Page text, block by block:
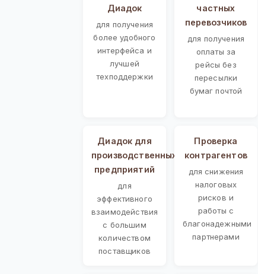
Диадок
для получения
более удобного
интерфейса и
лучшей
техподдержки
частных
перевозчиков
для получения
оплаты за
рейсы без
пересылки
бумаг почтой
Диадок для
производственных
предприятий
для
эффективного
взаимодействия
с большим
количеством
поставщиков
Проверка
контрагентов
для снижения
налоговых
рисков и
работы с
благонадежными
партнерами